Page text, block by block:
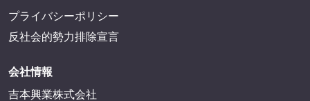
プライバシーポリシー
反社会的勢力排除宣言
会社情報
吉本興業株式会社